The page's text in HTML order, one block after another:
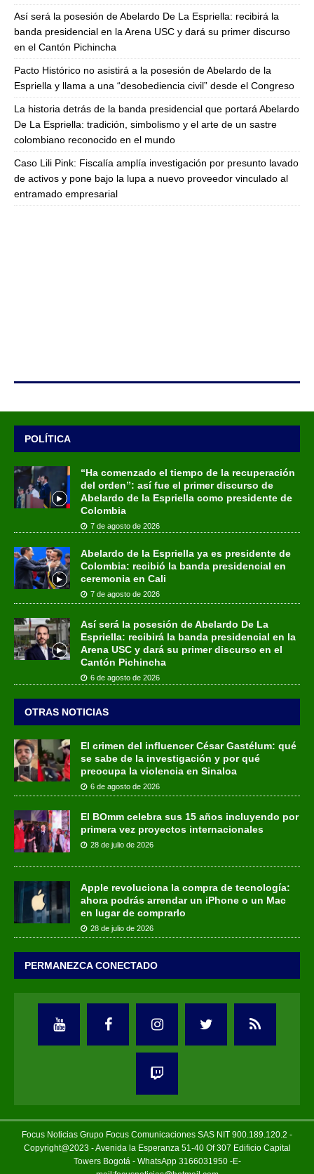
Así será la posesión de Abelardo De La Espriella: recibirá la
banda presidencial en la Arena USC y dará su primer discurso
en el Cantón Pichincha
Pacto Histórico no asistirá a la posesión de Abelardo de la
Espriella y llama a una “desobediencia civil” desde el Congreso
La historia detrás de la banda presidencial que portará Abelardo
De La Espriella: tradición, simbolismo y el arte de un sastre
colombiano reconocido en el mundo
Caso Lili Pink: Fiscalía amplía investigación por presunto lavado
de activos y pone bajo la lupa a nuevo proveedor vinculado al
entramado empresarial
POLÍTICA
“Ha comenzado el tiempo de la recuperación
del orden”: así fue el primer discurso de
Abelardo de la Espriella como presidente de
Colombia
7 de agosto de 2026
Abelardo de la Espriella ya es presidente de
Colombia: recibió la banda presidencial en
ceremonia en Cali
7 de agosto de 2026
Así será la posesión de Abelardo De La
Espriella: recibirá la banda presidencial en la
Arena USC y dará su primer discurso en el
Cantón Pichincha
6 de agosto de 2026
OTRAS NOTICIAS
El crimen del influencer César Gastélum: qué
se sabe de la investigación y por qué
preocupa la violencia en Sinaloa
6 de agosto de 2026
El BOmm celebra sus 15 años incluyendo por
primera vez proyectos internacionales
28 de julio de 2026
Apple revoluciona la compra de tecnología:
ahora podrás arrendar un iPhone o un Mac
en lugar de comprarlo
28 de julio de 2026
PERMANEZCA CONECTADO
Focus Noticias Grupo Focus Comunicaciones SAS NIT 900.189.120.2 -
Copyright@2023 - Avenida la Esperanza 51-40 Of 307 Edificio Capital
Towers Bogotá - WhatsApp 3166031950 -E-